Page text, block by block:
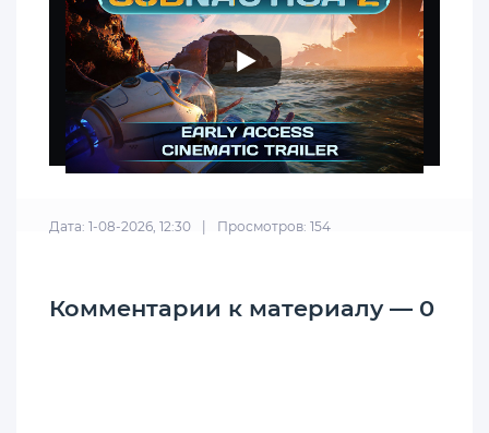
Дата: 1-08-2026, 12:30 Просмотров: 154
Комментарии к материалу — 0